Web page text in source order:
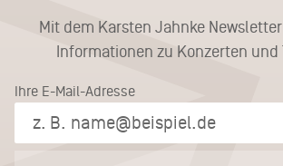
Mit dem Karsten Jahnke
Informationen zu Konzerten und
Ihre E-Mail-Adresse